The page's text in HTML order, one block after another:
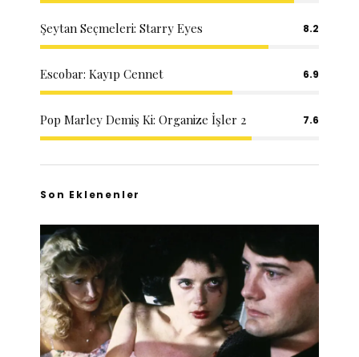
Şeytan Seçmeleri: Starry Eyes 8.2
Escobar: Kayıp Cennet 6.9
Pop Marley Demiş Ki: Organize İşler 2 7.6
Son Eklenenler